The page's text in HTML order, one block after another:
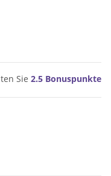
Sie 2.5 Bonuspunkte